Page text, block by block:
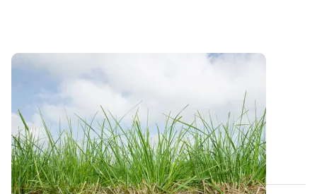
: soigner l’implantation pour une
installation rapide
Un itinéraire cultural soigné et le respect des dates
optimales de semis sont...
28 JUILL. 2026